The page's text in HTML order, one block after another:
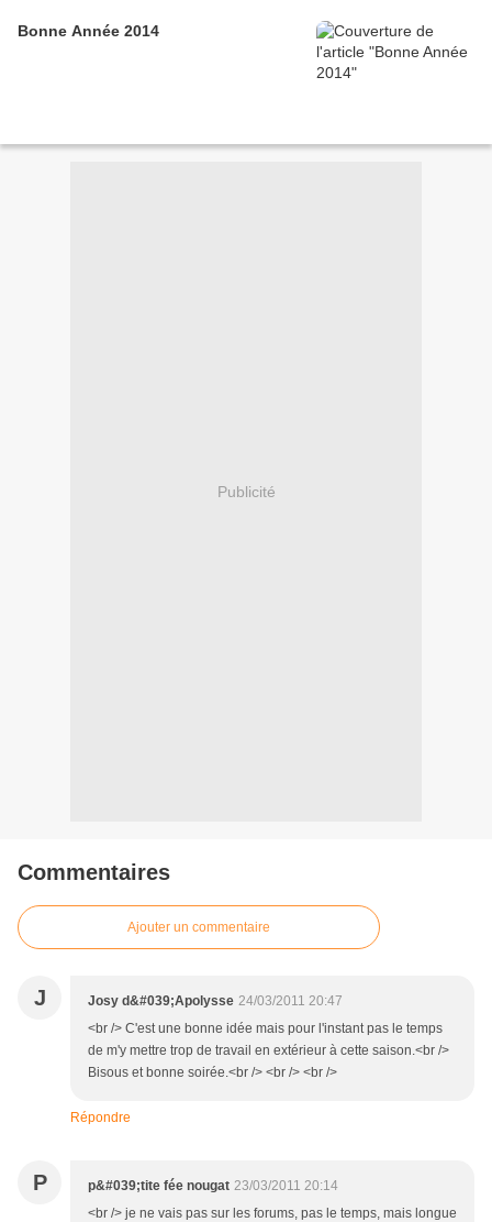
Bonne Année 2014
Publicité
Commentaires
Ajouter un commentaire
J Josy d&#039;Apolysse 24/03/2011 20:47
<br /> C'est une bonne idée mais pour l'instant pas le temps
de m'y mettre trop de travail en extérieur à cette saison.<br />
Bisous et bonne soirée.<br /> <br /> <br />
Répondre
P p&#039;tite fée nougat 23/03/2011 20:14
<br /> je ne vais pas sur les forums, pas le temps, mais longue